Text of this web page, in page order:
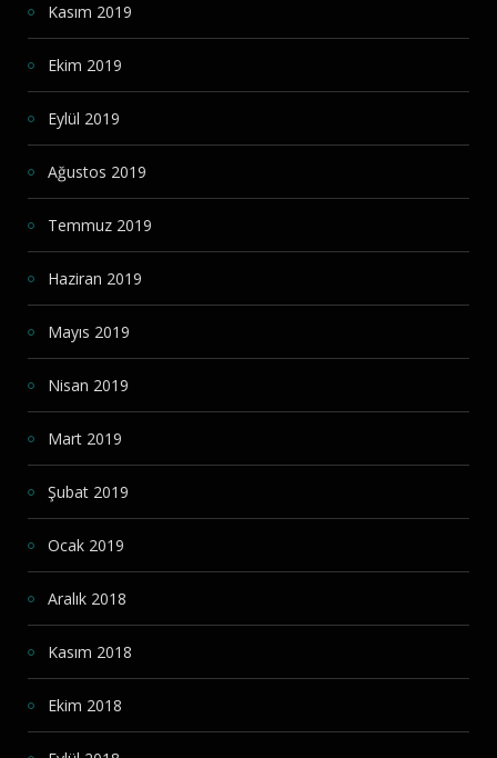
Kasım 2019
Ekim 2019
Eylül 2019
Ağustos 2019
Temmuz 2019
Haziran 2019
Mayıs 2019
Nisan 2019
Mart 2019
Şubat 2019
Ocak 2019
Aralık 2018
Kasım 2018
Ekim 2018